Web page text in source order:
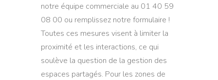
notre équipe commerciale au 01 40 59
08 00 ou remplissez notre formulaire !
Toutes ces mesures visent à limiter la
proximité et les interactions, ce qui
soulève la question de la gestion des
espaces partagés. Pour les zones de